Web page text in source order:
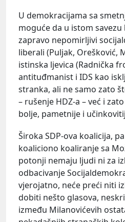
U demokracijama sa
moguće da u istom
zapravo nepomirljivi
liberali (Puljak, Orešković,
istinska ljevica (Radnička
antituđmanist i IDS kao
stranka, ali ne samo zato
– rušenje HDZ-a – već i
bolje, pametnije i
Široka SDP-ova koalicija,
koaliciono koaliranje sa
potonji nemaju ljudi ni za
odbacivanje
vjerojatno, neće preći niti
dobiti nešto glasova,
između Milanovićevih